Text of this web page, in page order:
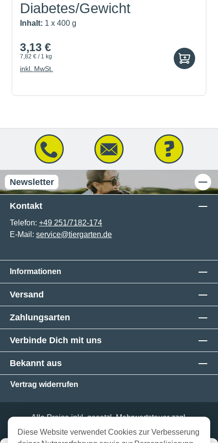
Zurzeit ausverkauft
Diabetes/Gewicht
Inhalt: 1 x 400 g
3,13 €
7,82 € / 1 kg
inkl. MwSt.
Newsletter
Kontakt
Telefon: +49 251/7182-174
E-Mail: service@tiergarten.de
Informationen
Versand
Zahlungsarten
Verbinde Dich mit uns
Bekannt aus
Vertrag widerrufen
Alle Preise inkl. gesetzl. Mehrwertsteuer zzgl.
Versandkosten und ggf. Nachnahmegebühren, wenn
nicht anders angegeben.
Diese Website verwendet Cookies zur Verbesserung